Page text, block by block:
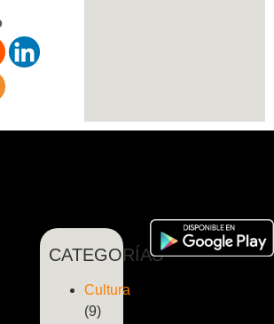
CATEGORÍAS
Cultura
(9)